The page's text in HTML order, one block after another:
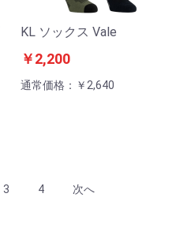
KL ソックス Vale
￥2,200
通常価格：￥2,640
3 4 次へ